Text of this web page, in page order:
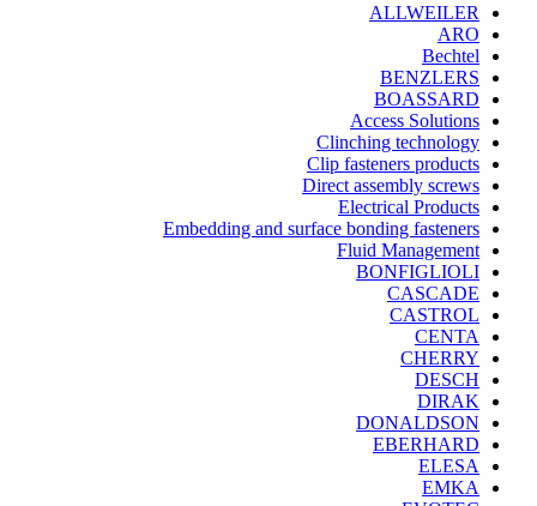
ALLWEILER
ARO
Bechtel
BENZLERS
BOASSARD
Access Solutions
Clinching technology
Clip fasteners products
Direct assembly screws
Electrical Products
Embedding and surface bonding fasteners
Fluid Management
BONFIGLIOLI
CASCADE
CASTROL
CENTA
CHERRY
DESCH
DIRAK
DONALDSON
EBERHARD
ELESA
EMKA